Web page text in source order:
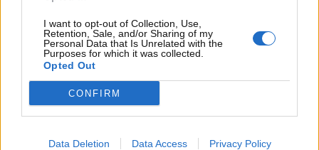
I want to opt-out of Collection, Use,
Retention, Sale, and/or Sharing of my
Personal Data that Is Unrelated with the
Purposes for which it was collected.
Opted Out
CONFIRM
Data Deletion Data Access Privacy Policy